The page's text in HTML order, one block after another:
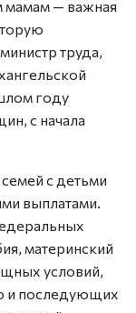
мамам — важная
труда,
году
с начала
с детьми
выплатами.
материнский
условий,
и последующих